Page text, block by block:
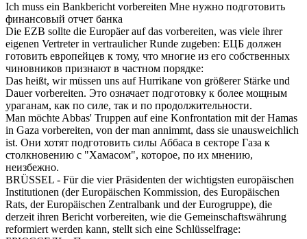
Ich muss ein Bankbericht vorbereiten Мне нужно подготовить
финансовый отчет банка
Die EZB sollte die Europäer auf das vorbereiten, was viele ihrer
eigenen Vertreter in vertraulicher Runde zugeben: ЕЦБ должен
готовить европейцев к тому, что многие из его собственных
чиновников признают в частном порядке:
Das heißt, wir müssen uns auf Hurrikane von größerer Stärke und
Dauervorbereiten. Это означает подготовку к более мощным
ураганам, как по силе, так и по продолжительности.
Man möchte Abbas' Truppen auf eine Konfrontation mit der Hamas
in Gaza vorbereiten, von der man annimmt, dass sie unausweichlich
ist. Они хотят подготовить силы Аббаса в секторе Газа к
столкновению с "Хамасом", которое, по их мнению,
неизбежно.
BRÜSSEL - Für die vier Präsidenten der wichtigsten europäischen
Institutionen (der Europäischen Kommission, des Europäischen
Rats, der Europäischen Zentralbank und der Eurogruppe), die
derzeit ihren Bericht vorbereiten, wie die Gemeinschaftswährung
reformiert werden kann, stellt sich eine Schlüsselfrage: